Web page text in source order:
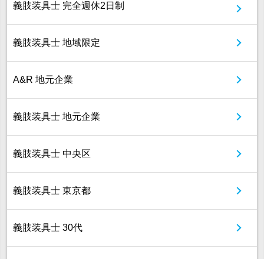
義肢装具士 完全週休2日制
義肢装具士 地域限定
A&R 地元企業
義肢装具士 地元企業
義肢装具士 中央区
義肢装具士 東京都
義肢装具士 30代